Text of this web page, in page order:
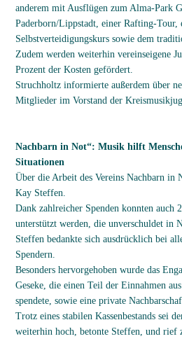
anderem mit Ausflügen zum Alma-Park
Paderborn/Lippstadt, einer Rafting-Tour,
Selbstverteidigungskurs sowie dem
Zudem werden weiterhin vereinseigene
Prozent der Kosten gefördert.
Struchholtz informierte außerdem über
Mitglieder im Vorstand der
Nachbarn in Not“: Musik hilft
Situationen
Über die Arbeit des Vereins Nachbarn in
Kay Steffen.
Dank zahlreicher Spenden konnten auch
unterstützt werden, die unverschuldet in
Steffen bedankte sich ausdrücklich bei
Spendern.
Besonders hervorgehoben wurde das
Geseke, die einen Teil der Einnahmen
spendete, sowie eine private
Trotz eines stabilen Kassenbestands sei
weiterhin hoch, betonte Steffen, und rief